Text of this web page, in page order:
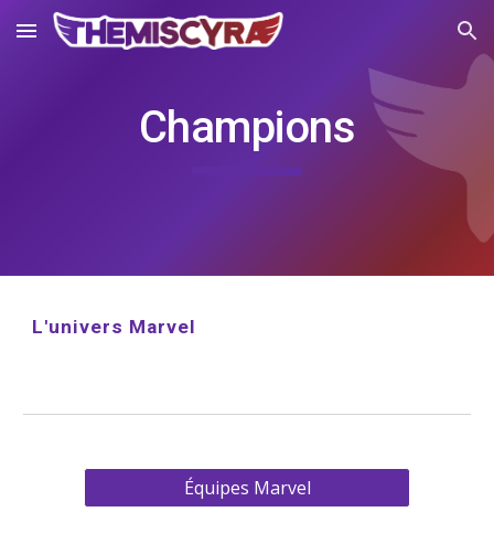
Skip to main content Skip to navigation
Champions
L'univers Marvel
Équipes Marvel